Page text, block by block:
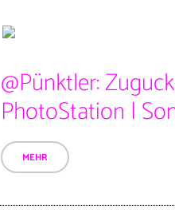
@Pünktler:
PhotoStation |
MEHR